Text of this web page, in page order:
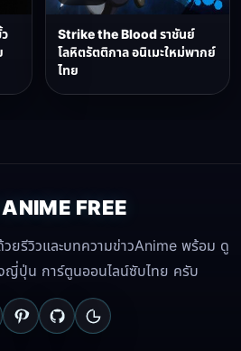
Strike the Blood ราชันย์
โลหิตรัตติกาล อนิเมะใหม่พากย์
ไทย
FREE
ยรีวิวและบทความข่าวAnime พร้อม ดู
ญี่ปุ่น การ์ตูนออนไลน์ซับไทย ครับ